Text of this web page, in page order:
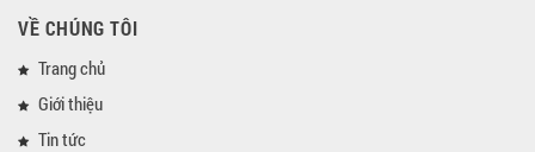
VỀ CHÚNG TÔI
Trang chủ
Giới thiệu
Tin tức